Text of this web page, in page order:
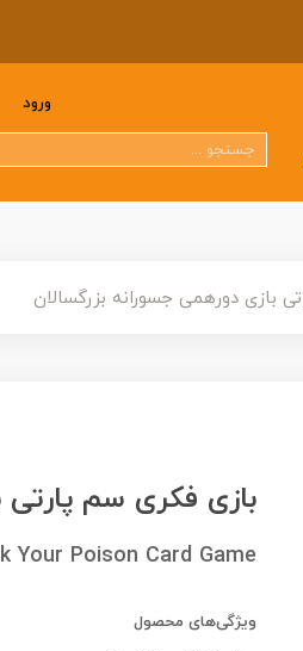
ورود
بازی دورهمی جسورانه بزرگسالان
بازی فکری سم پارتی
Your Poison Card Game
ویژگی‌های محصول